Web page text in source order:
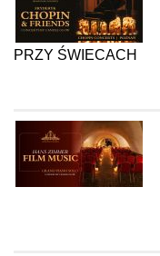
PRZY ŚWIECACH